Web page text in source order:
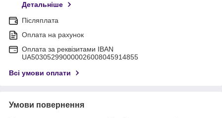
Детальніше
Післяплата
Оплата на рахунок
Оплата за реквізитами IBAN
UA503052990000026008045914855
Всі умови оплати
Умови повернення